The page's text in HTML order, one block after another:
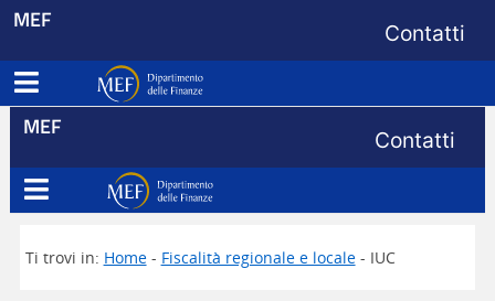
MEF Menu di
Contatti
Apri menu principale
Dipartimento delle Finanze
MEF Menu di
Contatti
Apri menu principale
Dipartimento delle Finanze
Ti trovi in: Home- Fiscalità regionale e locale- IUC